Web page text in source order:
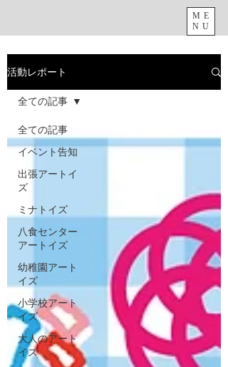
ME
NU
活動レポート
全ての記事
イベント告知
出張アートイ
ズ
ミナトイズ
八食センター
アートイズ
幼稚園アート
イズ
小学校アート
イズ
大人のアート
イズ
全ての記事